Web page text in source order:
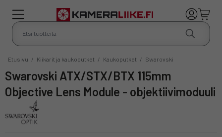
Etusivu / Kiikarit ja kaukoputket / Kaukoputket / Swarovski
Swarovski ATX/STX/BTX 115mm
Objective Lens Module - objektiivimoduuli